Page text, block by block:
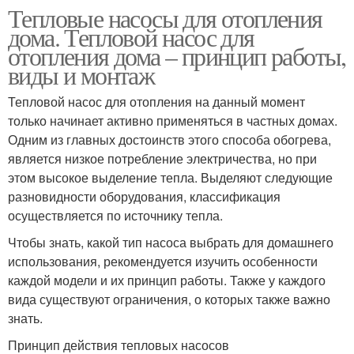
Тепловые насосы для отопления
дома. Тепловой насос для
отопления дома – принцип работы,
виды и монтаж
Тепловой насос для отопления на данный момент
только начинает активно применяться в частных домах.
Одним из главных достоинств этого способа обогрева,
является низкое потребление электричества, но при
этом высокое выделение тепла. Выделяют следующие
разновидности оборудования, классификация
осуществляется по источнику тепла.
Чтобы знать, какой тип насоса выбрать для домашнего
использования, рекомендуется изучить особенности
каждой модели и их принцип работы. Также у каждого
вида существуют ограничения, о которых также важно
знать.
Принцип действия тепловых насосов